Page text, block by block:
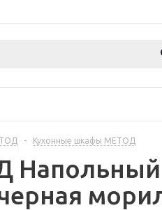
- Кухонные шкафы МЕТОД